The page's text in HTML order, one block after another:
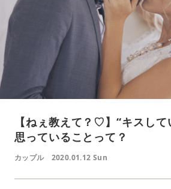
【ねぇ教えて？♡】“キスし
思っていることって？
カップル 2020.01.12 Sun